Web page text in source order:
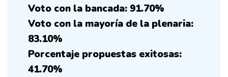
Voto con la bancada: 91.70%
Voto con la mayoría de la plenaria:
83.10%
Porcentaje propuestas exitosas:
41.70%